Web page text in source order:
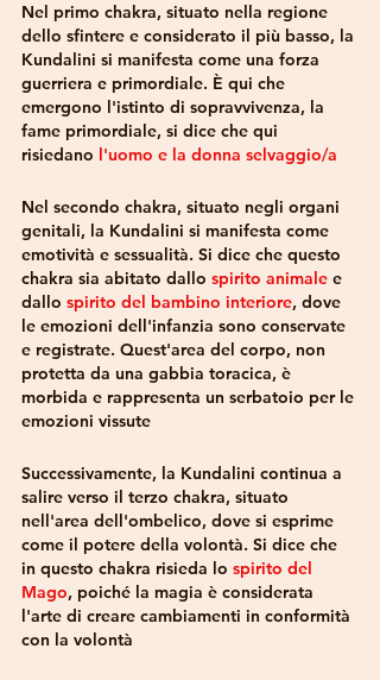
Nel primo chakra, situato nella regione
dello sfintere e considerato il più basso, la
Kundalini si manifesta come una forza
guerriera e primordiale. È qui che
emergono l'istinto di sopravvivenza, la
fame primordiale, si dice che qui
risiedano l'uomo e la donna selvaggio/a
Nel secondo chakra, situato negli organi
genitali, la Kundalini si manifesta come
emotività e sessualità. Si dice che questo
chakra sia abitato dallo spirito animale e
dallo spirito del bambino interiore, dove
le emozioni dell'infanzia sono conservate
e registrate. Quest'area del corpo, non
protetta da una gabbia toracica, è
morbida e rappresenta un serbatoio per le
emozioni vissute
Successivamente, la Kundalini continua a
salire verso il terzo chakra, situato
nell'area dell'ombelico, dove si esprime
come il potere della volontà. Si dice che
in questo chakra risieda lo spirito del
Mago, poiché la magia è considerata
l'arte di creare cambiamenti in conformità
con la volontà